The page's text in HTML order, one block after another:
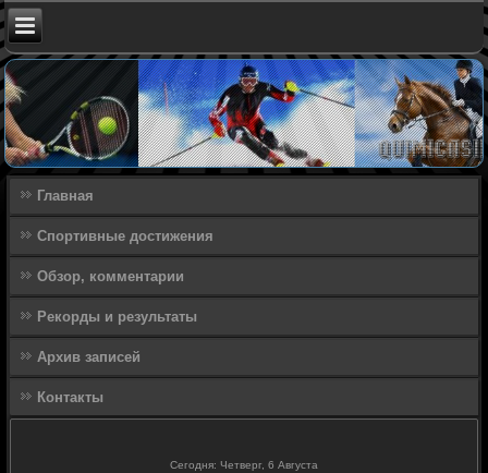
Главная
Спортивные достижения
Обзор, комментарии
Рекорды и результаты
Архив записей
Контакты
Сегодня: Четверг, 6 Августа